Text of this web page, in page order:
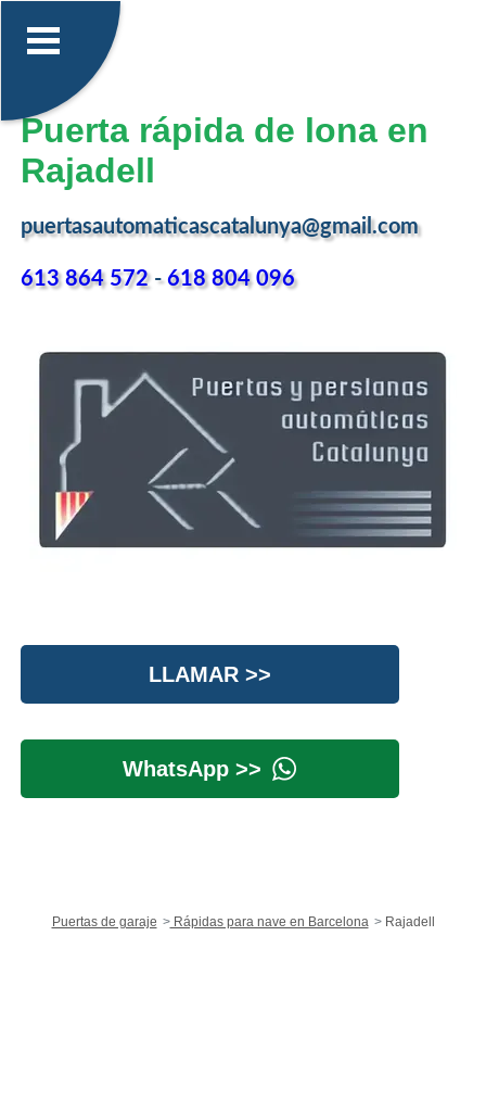
Puerta rápida de lona en
Rajadell
puertasautomaticascatalunya@gmail.com
613 864 572-618 804 096
LLAMAR >>
WhatsApp >>
Puertas de garaje Rápidas para nave en Barcelona Rajadell